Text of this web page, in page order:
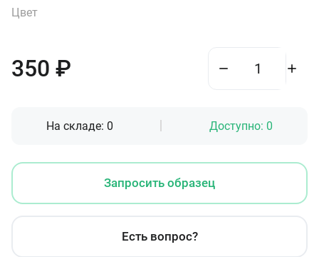
Цвет
350 ₽
На складе: 0 Доступно: 0
Запросить образец
Есть вопрос?